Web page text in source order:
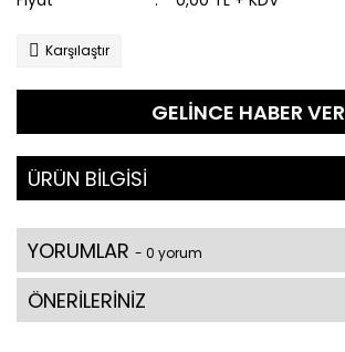
Karşılaştır
GELİNCE HABER VER
ÜRÜN BİLGİSİ
YORUMLAR - 0 yorum
ÖNERİLERİNİZ